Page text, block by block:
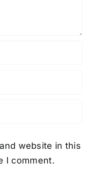
website in this
I comment.